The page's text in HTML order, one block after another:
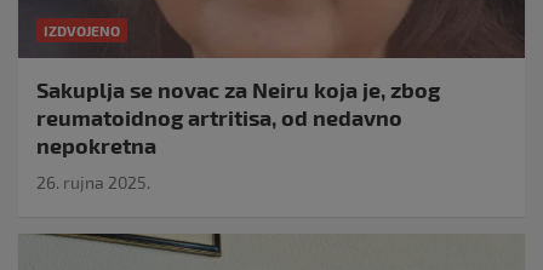
IZDVOJENO
Sakuplja se novac za Neiru koja je, zbog
reumatoidnog artritisa, od nedavno
nepokretna
26. rujna 2025.